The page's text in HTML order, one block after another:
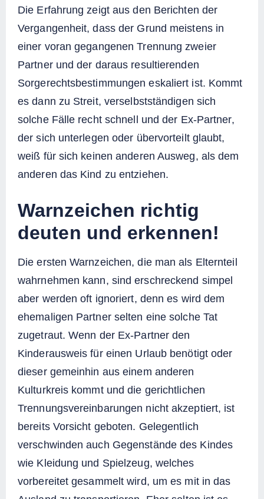
Die Erfahrung zeigt aus den Berichten der
Vergangenheit, dass der Grund meistens in
einer voran gegangenen Trennung zweier
Partner und der daraus resultierenden
Sorgerechtsbestimmungen eskaliert ist. Kommt
es dann zu Streit, verselbstständigen sich
solche Fälle recht schnell und der Ex-Partner,
der sich unterlegen oder übervorteilt glaubt,
weiß für sich keinen anderen Ausweg, als dem
anderen das Kind zu entziehen.
Warnzeichen richtig
deuten und erkennen!
Die ersten Warnzeichen, die man als Elternteil
wahrnehmen kann, sind erschreckend simpel
aber werden oft ignoriert, denn es wird dem
ehemaligen Partner selten eine solche Tat
zugetraut. Wenn der Ex-Partner den
Kinderausweis für einen Urlaub benötigt oder
dieser gemeinhin aus einem anderen
Kulturkreis kommt und die gerichtlichen
Trennungsvereinbarungen nicht akzeptiert, ist
bereits Vorsicht geboten. Gelegentlich
verschwinden auch Gegenstände des Kindes
wie Kleidung und Spielzeug, welches
vorbereitet gesammelt wird, um es mit in das